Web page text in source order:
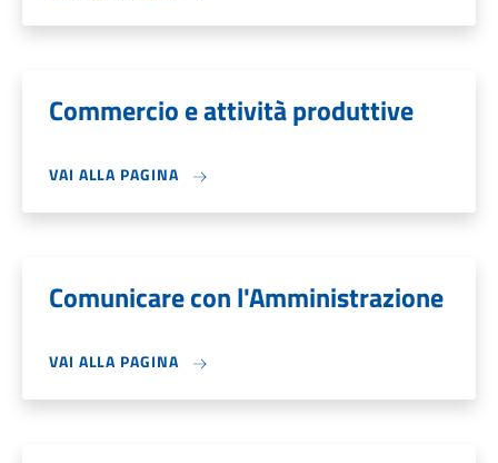
Commercio e attività produttive
VAI ALLA PAGINA
Comunicare con l'Amministrazione
VAI ALLA PAGINA